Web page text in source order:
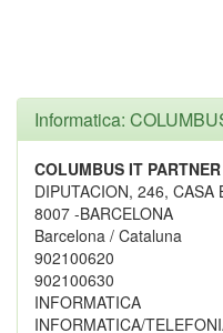
Informatica:
COLUMBUS IT
DIPUTACION, 246, CASA
8007 -BARCELONA
Barcelona / Cataluna
902100620
902100630
INFORMATICA
INFORMATICA/